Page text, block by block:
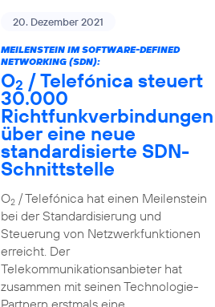
20. Dezember 2021
MEILENSTEIN IM SOFTWARE-DEFINED
NETWORKING (SDN):
O2 / Telefónica steuert
30.000
Richtfunkverbindungen
über eine neue
standardisierte SDN-
Schnittstelle
O2/ Telefónica hat einen Meilenstein
bei der Standardisierung und
Steuerung von Netzwerkfunktionen
erreicht. Der
Telekommunikationsanbieter hat
zusammen mit seinen Technologie-
Partnern erstmals eine